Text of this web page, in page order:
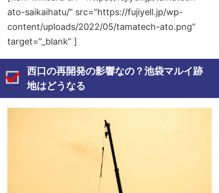
ato-saikaihatu/” src=”https://fujiyell.jp/wp-
content/uploads/2022/05/tamatech-ato.png”
target=”_blank” ]
西口の再開発の影響なの？池袋マルイ跡
地はどうなる